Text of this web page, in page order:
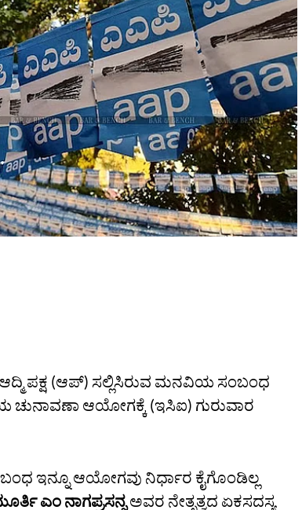
ಪಕ್ಷ (ಆಪ್‌) ಸಲ್ಲಿಸಿರುವ ಮನವಿಯ ಸಂಬಂಧ
ಚುನಾವಣಾ ಆಯೋಗಕ್ಕೆ (ಇಸಿಐ) ಗುರುವಾರ
ಇನ್ನೂ ಆಯೋಗವು ನಿರ್ಧಾರ ಕೈಗೊಂಡಿಲ್ಲ
ಎಂ ನಾಗಪ್ರಸನ್ನಅವರ ನೇತೃತ್ವದ ಏಕಸದಸ್ಯ